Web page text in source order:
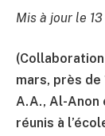
Mis à jour le
mars, près
A.A., Al-Anon
réunis à